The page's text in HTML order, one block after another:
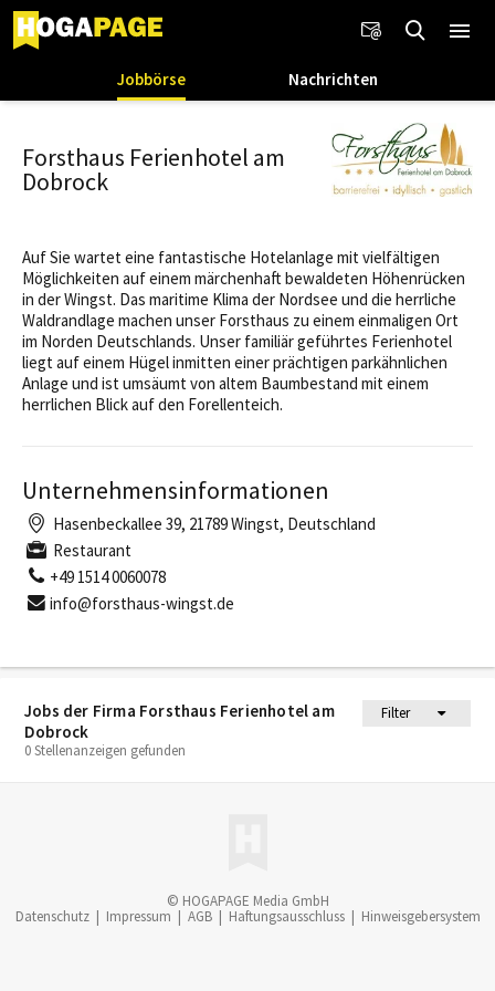
Jobbörse Nachrichten
Jobs der Firma Forsthaus Ferienhotel am
Dobrock
Filter
0 Stellenanzeigen gefunden
Forsthaus Ferienhotel am
Dobrock
Auf Sie wartet eine fantastische Hotelanlage mit vielfältigen
Möglichkeiten auf einem märchenhaft bewaldeten Höhenrücken
in der Wingst. Das maritime Klima der Nordsee und die herrliche
Waldrandlage machen unser Forsthaus zu einem einmaligen Ort
im Norden Deutschlands. Unser familiär geführtes Ferienhotel
liegt auf einem Hügel inmitten einer prächtigen parkähnlichen
Anlage und ist umsäumt von altem Baumbestand mit einem
herrlichen Blick auf den Forellenteich.
Unternehmensinformationen
Hasenbeckallee 39, 21789 Wingst, Deutschland
Restaurant
+49 1514 0060078
info@forsthaus-wingst.de
© HOGAPAGE Media GmbH
Datenschutz | Impressum | AGB | Haftungsausschluss | Hinweisgebersystem